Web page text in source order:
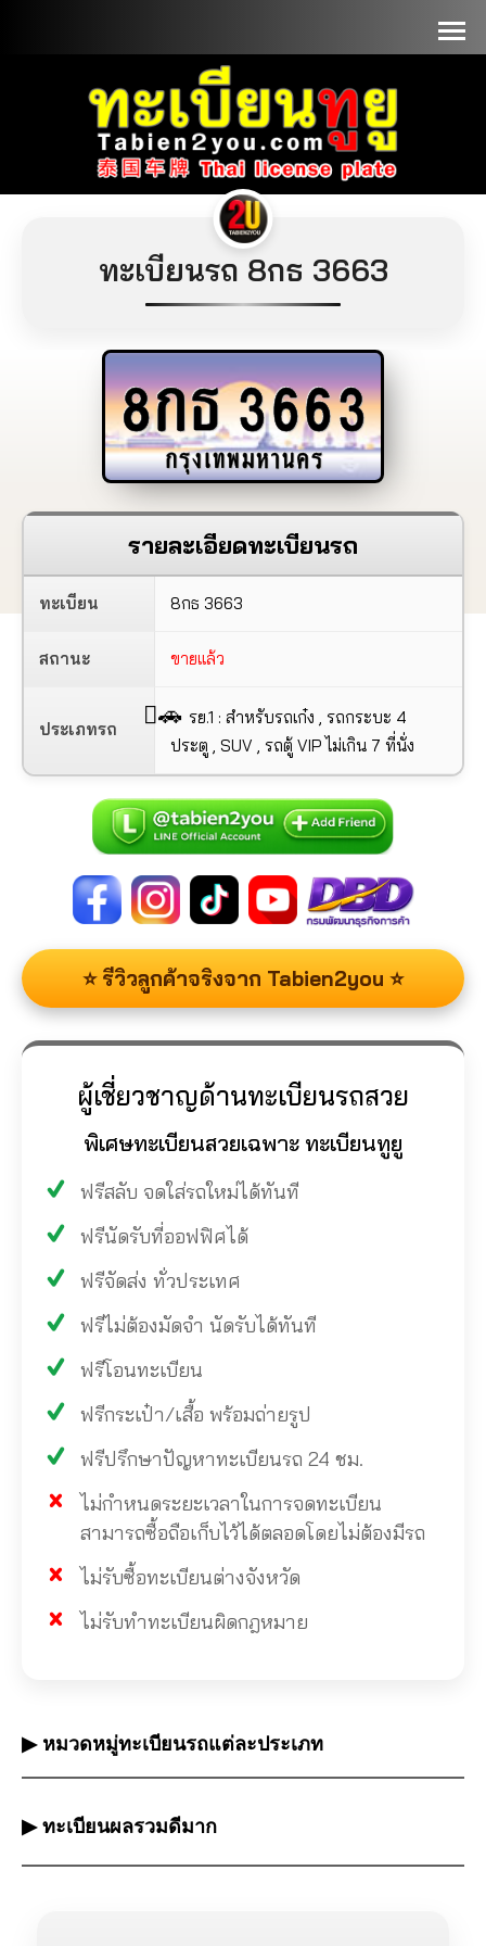
ทะเบียนรถ 8กธ 3663
8กธ3663
กรุงเทพมหานคร
รายละเอียดทะเบียนรถ
ทะเบียน 8กธ 3663
สถานะ ขายแล้ว
ประเภทรถ
🚗 รย.1 : สำหรับรถเก๋ง , รถกระบะ 4
ประตู , SUV , รถตู้ VIP ไม่เกิน 7 ที่นั่ง
⭐ รีวิวลูกค้าจริงจาก Tabien2you ⭐
ผู้เชี่ยวชาญด้านทะเบียนรถสวย
พิเศษทะเบียนสวยเฉพาะ ทะเบียนทูยู
ฟรีสลับ จดใส่รถใหม่ได้ทันที
ฟรีนัดรับที่ออฟฟิศได้
ฟรีจัดส่ง ทั่วประเทศ
ฟรีไม่ต้องมัดจำ นัดรับได้ทันที
ฟรีโอนทะเบียน
ฟรีกระเป๋า/เสื้อ พร้อมถ่ายรูป
ฟรีปรึกษาปัญหาทะเบียนรถ 24 ชม.
ไม่กำหนดระยะเวลาในการจดทะเบียน
สามารถซื้อถือเก็บไว้ได้ตลอดโดยไม่ต้องมีรถ
ไม่รับซื้อทะเบียนต่างจังหวัด
ไม่รับทำทะเบียนผิดกฎหมาย
▶ หมวดหมู่ทะเบียนรถแต่ละประเภท
▶ ทะเบียนผลรวมดีมาก